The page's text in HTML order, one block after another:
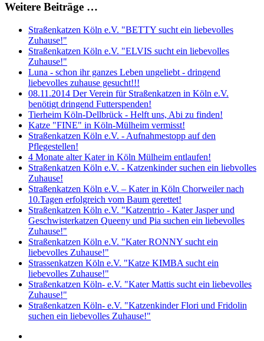
Weitere Beiträge …
Straßenkatzen Köln e.V. "BETTY sucht ein liebevolles
Zuhause!"
Straßenkatzen Köln e.V. "ELVIS sucht ein liebevolles
Zuhause!"
Luna - schon ihr ganzes Leben ungeliebt - dringend
liebevolles zuhause gesucht!!!
08.11.2014 Der Verein für Straßenkatzen in Köln e.V.
benötigt dringend Futterspenden!
Tierheim Köln-Dellbrück - Helft uns, Abi zu finden!
Katze "FINE" in Köln-Mülheim vermisst!
Straßenkatzen Köln e.V. - Aufnahmestopp auf den
Pflegestellen!
4 Monate alter Kater in Köln Mülheim entlaufen!
Straßenkatzen Köln e.V. - Katzenkinder suchen ein liebvolles
Zuhause!
Straßenkatzen Köln e.V. – Kater in Köln Chorweiler nach
10.Tagen erfolgreich vom Baum gerettet!
Straßenkatzen Köln e.V. "Katzentrio - Kater Jasper und
Geschwisterkatzen Queeny und Pia suchen ein liebevolles
Zuhause!"
Straßenkatzen Köln e.V. "Kater RONNY sucht ein
liebevolles Zuhause!"
Strassenkatzen Köln e.V. "Katze KIMBA sucht ein
liebevolles Zuhause!"
Straßenkatzen Köln- e.V. "Kater Mattis sucht ein liebevolles
Zuhause!"
Straßenkatzen Köln- e.V. "Katzenkinder Flori und Fridolin
suchen ein liebevolles Zuhause!"